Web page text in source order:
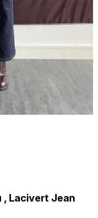
, Lacivert Jean